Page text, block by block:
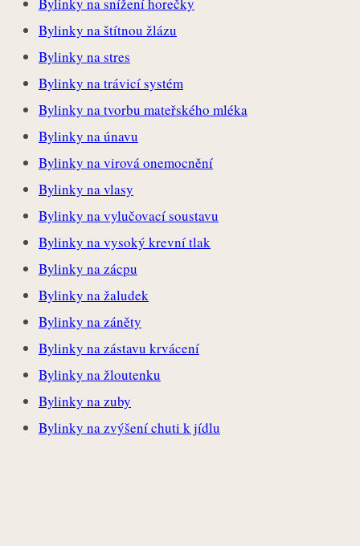
Bylinky na snížení horečky
Bylinky na štítnou žlázu
Bylinky na stres
Bylinky na trávicí systém
Bylinky na tvorbu mateřského mléka
Bylinky na únavu
Bylinky na virová onemocnění
Bylinky na vlasy
Bylinky na vylučovací soustavu
Bylinky na vysoký krevní tlak
Bylinky na zácpu
Bylinky na žaludek
Bylinky na záněty
Bylinky na zástavu krvácení
Bylinky na žloutenku
Bylinky na zuby
Bylinky na zvýšení chuti k jídlu